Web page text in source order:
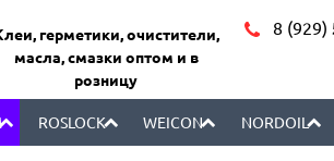
герметики, очистители,
масла, смазки оптом и в
розницу
8 (929)
ROSLOCK WEICON NORDOIL